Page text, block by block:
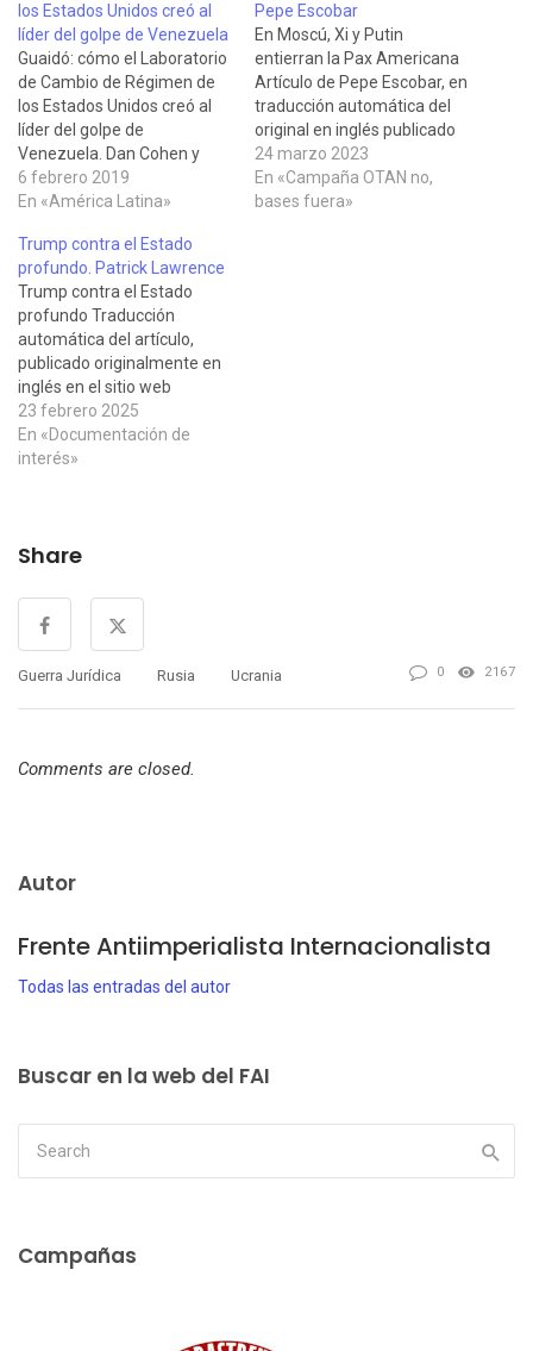
los Estados Unidos creó al
líder del golpe de Venezuela
Guaidó: cómo el Laboratorio
de Cambio de Régimen de
los Estados Unidos creó al
líder del golpe de
Venezuela. Dan Cohen y
Max Blumenthal. Sociología
en la Red, 29 de enero de
producto de un proyecto de
una década supervisado por
entrenadores de cambio
de…
6 febrero 2019
En «América Latina»
Pepe Escobar
En Moscú, Xi y Putin
entierran la Pax Americana
Artículo de Pepe Escobar, en
traducción automática del
original en inglés publicado
en The Craddle el 22 de
marzo de 2023. Son el
presidente chino, Xi Jinping,
24 marzo 2023
En «Campaña OTAN no,
bases fuera»
Trump contra el Estado
profundo. Patrick Lawrence
Trump contra el Estado
profundo Traducción
automática del artículo,
publicado originalmente en
inglés en el sitio web
Popular Resistance el 18 de
febrero de 2025, del
columnista, conferenciante
en los medios Patrick
analiza los numerosos
gestos realizados por…
23 febrero 2025
En «Documentación de
interés»
Share
Guerra Jurídica Rusia Ucrania 0 2167
Comments are closed.
Autor
Frente Antiimperialista Internacionalista
Todas las entradas del autor
Buscar en la web del FAI
Campañas